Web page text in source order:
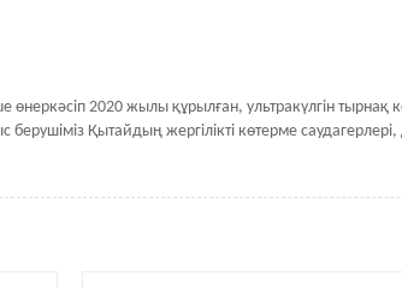
өнеркәсіп 2020 жылы құрылған, ультракүлгін тырнақ
берушіміз Қытайдың жергілікті көтерме